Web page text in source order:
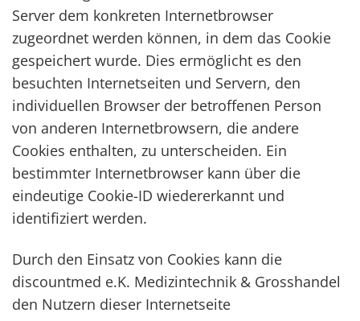
Server dem konkreten Internetbrowser
zugeordnet werden können, in dem das Cookie
gespeichert wurde. Dies ermöglicht es den
besuchten Internetseiten und Servern, den
individuellen Browser der betroffenen Person
von anderen Internetbrowsern, die andere
Cookies enthalten, zu unterscheiden. Ein
bestimmter Internetbrowser kann über die
eindeutige Cookie-ID wiedererkannt und
identifiziert werden.
Durch den Einsatz von Cookies kann die
discountmed e.K. Medizintechnik & Grosshandel
den Nutzern dieser Internetseite